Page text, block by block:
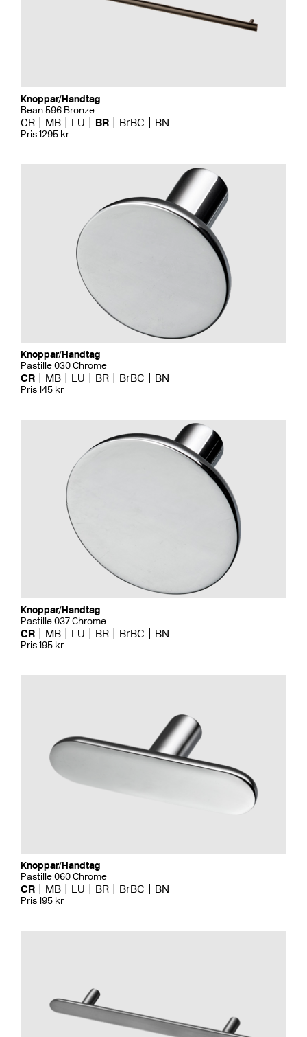
Knoppar/Handtag
Bean 596 Bronze
CR MB LU BR BrBC BN
Pris 1295 kr
Knoppar/Handtag
Pastille 030 Chrome
CR MB LU BR BrBC BN
Pris 145 kr
Knoppar/Handtag
Pastille 037 Chrome
CR MB LU BR BrBC BN
Pris 195 kr
Knoppar/Handtag
Pastille 060 Chrome
CR MB LU BR BrBC BN
Pris 195 kr